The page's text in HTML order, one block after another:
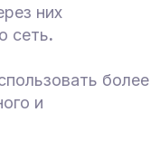
них
сеть.
более
и